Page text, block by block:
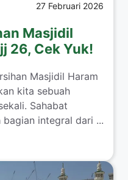
27 Februari 2026
Masjidil
26, Cek Yuk!
Masjidil Haram
kita sebuah
Sahabat
bagian integral dari ...